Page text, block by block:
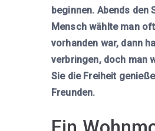
beginnen. Abends den
Mensch wählte man
vorhanden war, dann
verbringen, doch man
Sie die Freiheit
Freunden.